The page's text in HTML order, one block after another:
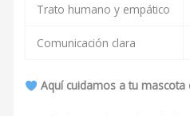
Trato humano y empático
Comunicación clara
Aquí cuidamos a tu